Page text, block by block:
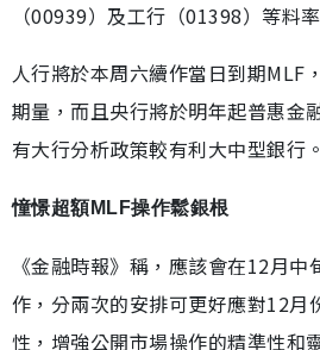
（00939）及工行（01398）等料
人行將於本周六續作當日到期MLF
期量，而且央行將於明年起普惠金
有大行分析政策較有利大中型銀行。
憧憬超額MLF操作鬆銀根
《金融時報》稱，應該會在12月
作，分兩次的安排可更好應對12月
性，增強公開市場操作的精準性和